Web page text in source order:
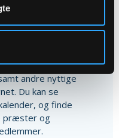
til
andre nyttige
Du kan se
og finde
præster og